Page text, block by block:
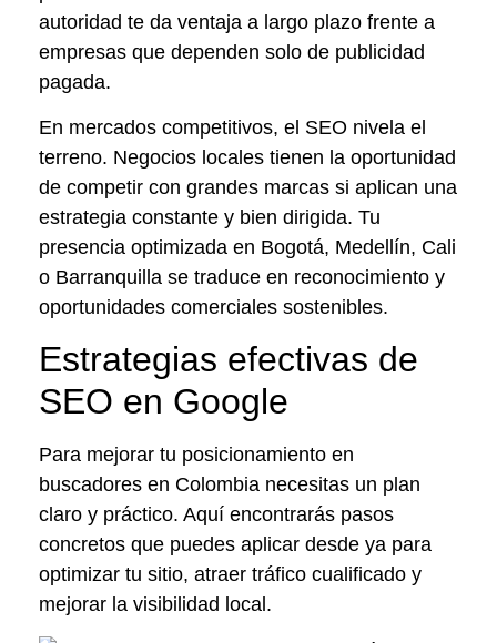
autoridad te da ventaja a largo plazo frente a
empresas que dependen solo de publicidad
pagada.
En mercados competitivos, el SEO nivela el
terreno. Negocios locales tienen la oportunidad
de competir con grandes marcas si aplican una
estrategia constante y bien dirigida. Tu
presencia optimizada en Bogotá, Medellín, Cali
o Barranquilla se traduce en reconocimiento y
oportunidades comerciales sostenibles.
Estrategias efectivas de
SEO en Google
Para mejorar tu posicionamiento en
buscadores en Colombia necesitas un plan
claro y práctico. Aquí encontrarás pasos
concretos que puedes aplicar desde ya para
optimizar tu sitio, atraer tráfico cualificado y
mejorar la visibilidad local.